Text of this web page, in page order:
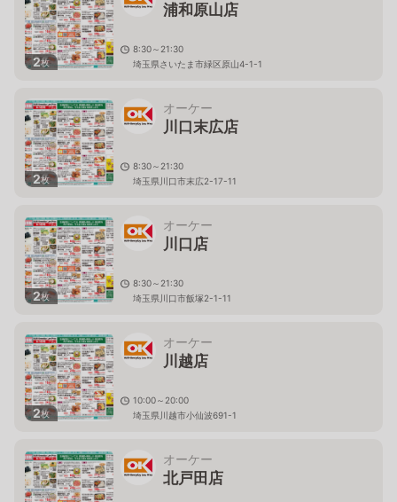
2枚
浦和原山店
8:30～21:30
埼玉県さいたま市緑区原山4-1-1
2枚
オーケー
川口末広店
8:30～21:30
埼玉県川口市末広2-17-11
2枚
オーケー
川口店
8:30～21:30
埼玉県川口市飯塚2-1-11
2枚
オーケー
川越店
10:00～20:00
埼玉県川越市小仙波691-1
オーケー
北戸田店